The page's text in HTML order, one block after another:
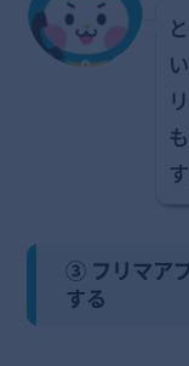
す
③ フリマア
する